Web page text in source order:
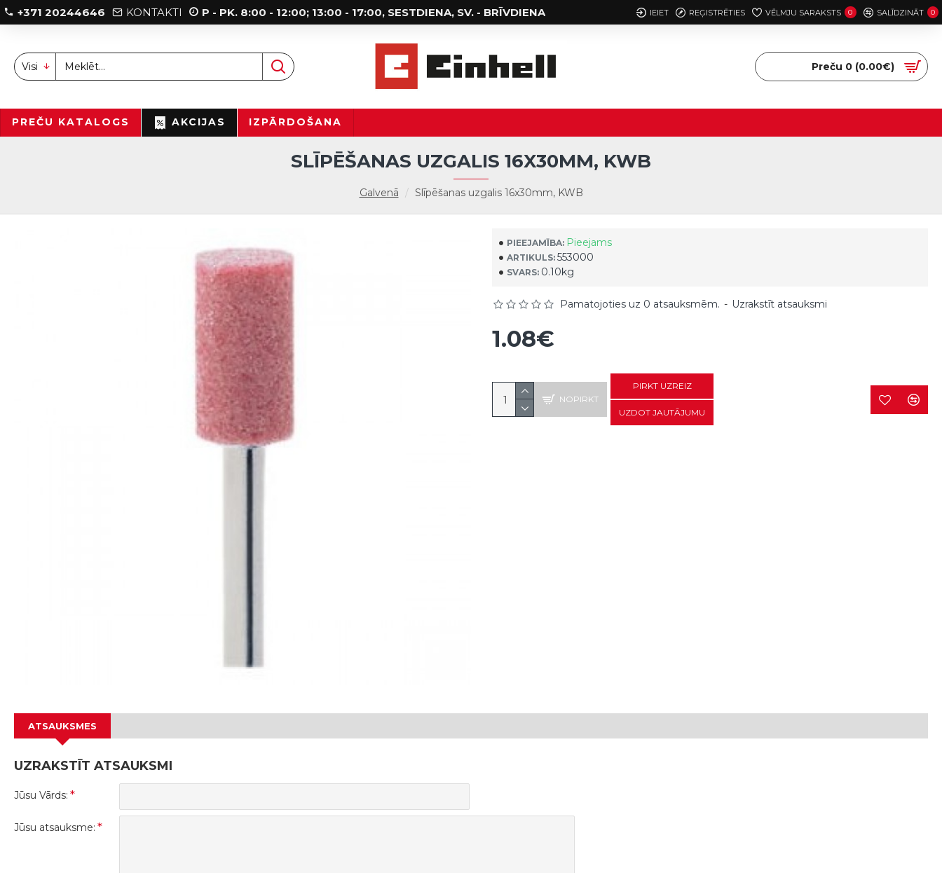
+371 20244646 KONTAKTI P - PK. 8:00 - 12:00; 13:00 - 17:00, SESTDIENA, SV. - BRĪVDIENA IEIET REĢISTRĒTIES VĒLMJU SARAKSTS 0 SALĪDZINĀT 0
Visi Preču 0 (0.00€)
PREČU KATALOGS AKCIJAS IZPĀRDOŠANA
Galvenā Slīpēšanas uzgalis 16x30mm, KWB
SLĪPĒŠANAS UZGALIS 16X30MM, KWB
PIEEJAMĪBA: Pieejams
ARTIKULS: 553000
SVARS: 0.10kg
Pamatojoties uz 0 atsauksmēm. - Uzrakstīt atsauksmi
1.08€
NOPIRKT
PIRKT UZREIZ
UZDOT JAUTĀJUMU
ATSAUKSMES
UZRAKSTĪT ATSAUKSMI
Jūsu Vārds:
Jūsu atsauksme: